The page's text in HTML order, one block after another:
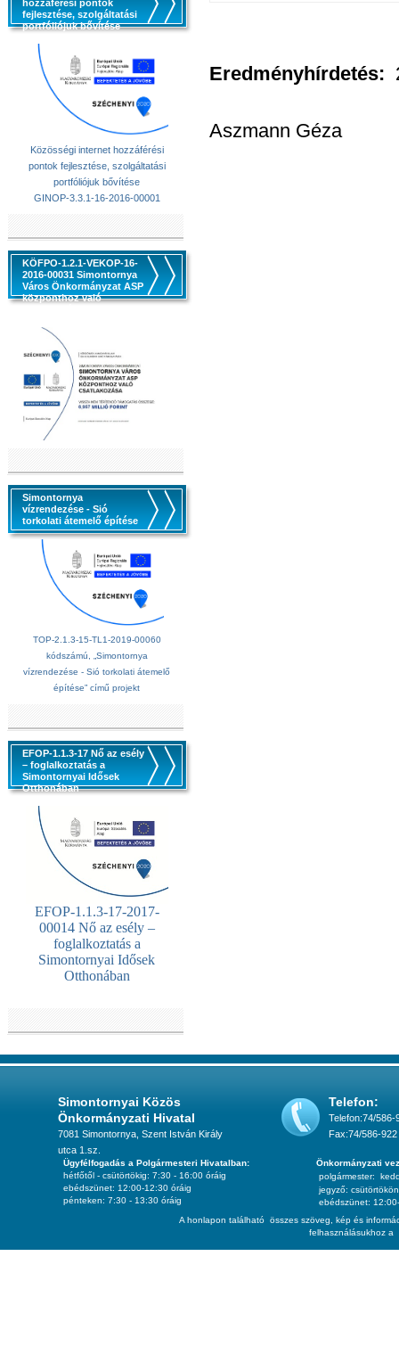
hozzáférési pontok
fejlesztése, szolgáltatási
portfóliójuk bővítése
Közösségi internet hozzáférési
pontok fejlesztése, szolgáltatási
portfóliójuk bővítése
GINOP-3.3.1-16-2016-00001
KÖFPO-1.2.1-VEKOP-16-
2016-00031 Simontornya
Város Önkormányzat ASP
központhoz való
Simontornya
vízrendezése - Sió
torkolati átemelő építése
TOP-2.1.3-15-TL1-2019-00060
kódszámú, „Simontornya
vízrendezése - Sió torkolati átemelő
építése” című projekt
EFOP-1.1.3-17 Nő az esély
– foglalkoztatás a
Simontornyai Idősek
Otthonában
EFOP-1.1.3-17-2017-
00014 Nő az esély –
foglalkoztatás a
Simontornyai Idősek
Otthonában
Eredményhírdetés:
Aszmann Géza
Simontornyai Közös
Önkormányzati Hivatal
7081 Simontornya, Szent István Király
utca 1.sz.
Telefon:
Telefon:74/586-
Fax:74/586-922
A honlapon található összes szöveg, kép és
felhasználásukhoz a
Ügyfélfogadás a Polgármesteri Hivatalban:
hétfőtől - csütörtökig: 7:30 - 16:00 óráig
ebédszünet: 12:00-12:30 óráig
pénteken: 7:30 - 13:30 óráig
Önkormányzati
polgármester:
jegyző: csütörtökön
ebédszünet: